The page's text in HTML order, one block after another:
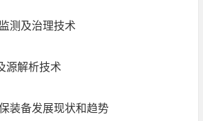
及治理技术
解析技术
备发展现状和趋势